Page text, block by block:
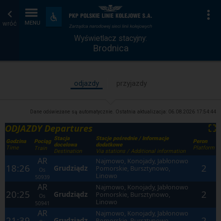
wróć MENU
Dostępność
i
udogodnienia
Wyświetlacz
stacyjny
Strona
główna
Wyświetlacz stacyjny:
Brodnica
odjazdy przyjazdy
Dane odświeżane są automatycznie. Ostatnia aktualizacja: 06.08.2026 17:54:44
ODJAZDY Departures ⛶
Godzina
Time
Pociąg
Train
Stacja
docelowa
Destination
Stacje pośrednie / Informacje
dodatkowe
Via stations / Additional information
Peron
Platform
18:26
AR
Os
50939
Grudziądz
Najmowo, Konojady, Jabłonowo
Pomorskie, Bursztynowo,
Linowo
2
20:25
AR
Os
50941
Grudziądz
Najmowo, Konojady, Jabłonowo
Pomorskie, Bursztynowo,
Linowo
2
AR
Najmowo, Konojady, Jabłonowo